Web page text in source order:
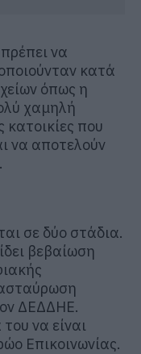
να
κατά
όπως η
χαμηλή
που
να αποτελούν
σε δύο στάδια.
βεβαίωση
ΔΕΔΔΗΕ.
να είναι
Επικοινωνίας.